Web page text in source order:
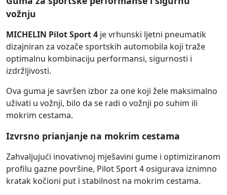
vožnju
MICHELIN Pilot Sport 4 je vrhunski ljetni pneumatik
dizajniran za vozače sportskih automobila koji traže
optimalnu kombinaciju performansi, sigurnosti i
izdržljivosti.
Ova guma je savršen izbor za one koji žele maksimalno
uživati u vožnji, bilo da se radi o vožnji po suhim ili
mokrim cestama.
Izvrsno prianjanje na mokrim cestama
Zahvaljujući inovativnoj mješavini gume i optimiziranom
profilu gazne površine, Pilot Sport 4 osigurava iznimno
kratak kočioni put i stabilnost na mokrim cestama.